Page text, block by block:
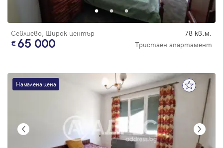
Севлиево, Широк център 78 кв.м.
65 000 Тристаен апартамент
Намалена цена